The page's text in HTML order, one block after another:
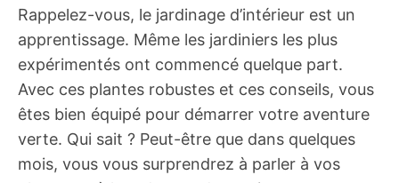
Rappelez-vous, le jardinage d’intérieur est un
apprentissage. Même les jardiniers les plus
expérimentés ont commencé quelque part.
Avec ces plantes robustes et ces conseils, vous
êtes bien équipé pour démarrer votre aventure
verte. Qui sait ? Peut-être que dans quelques
mois, vous vous surprendrez à parler à vos